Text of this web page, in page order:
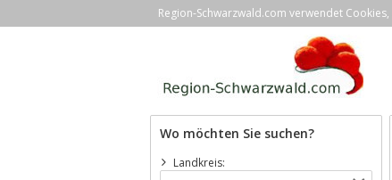
Region-Schwarzwald.com verwendet
Wo möchten Sie suchen?
Landkreis: